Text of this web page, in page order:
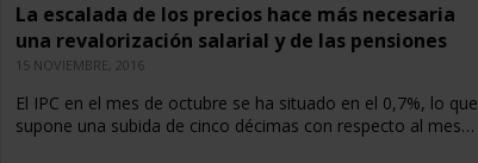
La escalada de los precios hace más necesaria
una revalorización salarial y de las pensiones
15 NOVIEMBRE, 2016
El IPC en el mes de octubre se ha situado en el 0,7%, lo que
supone una subida de cinco décimas con respecto al mes…